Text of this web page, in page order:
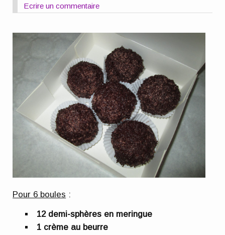
Ecrire un commentaire
Pour 6 boules :
12 demi-sphères en meringue
1 crème au beurre